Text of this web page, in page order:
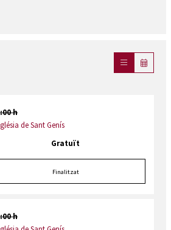
h
de Sant Genís
Gratuït
Finalitzat
h